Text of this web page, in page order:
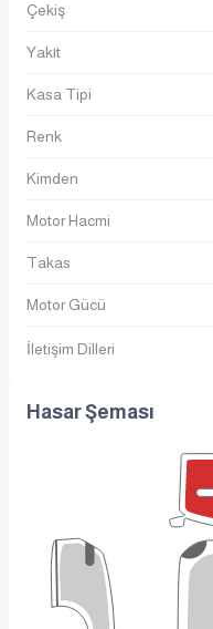
Çekiş
Yakıt
Kasa Tipi
Renk
Kimden
Motor Hacmi
Takas
Motor Gücü
İletişim Dilleri
Hasar Şeması